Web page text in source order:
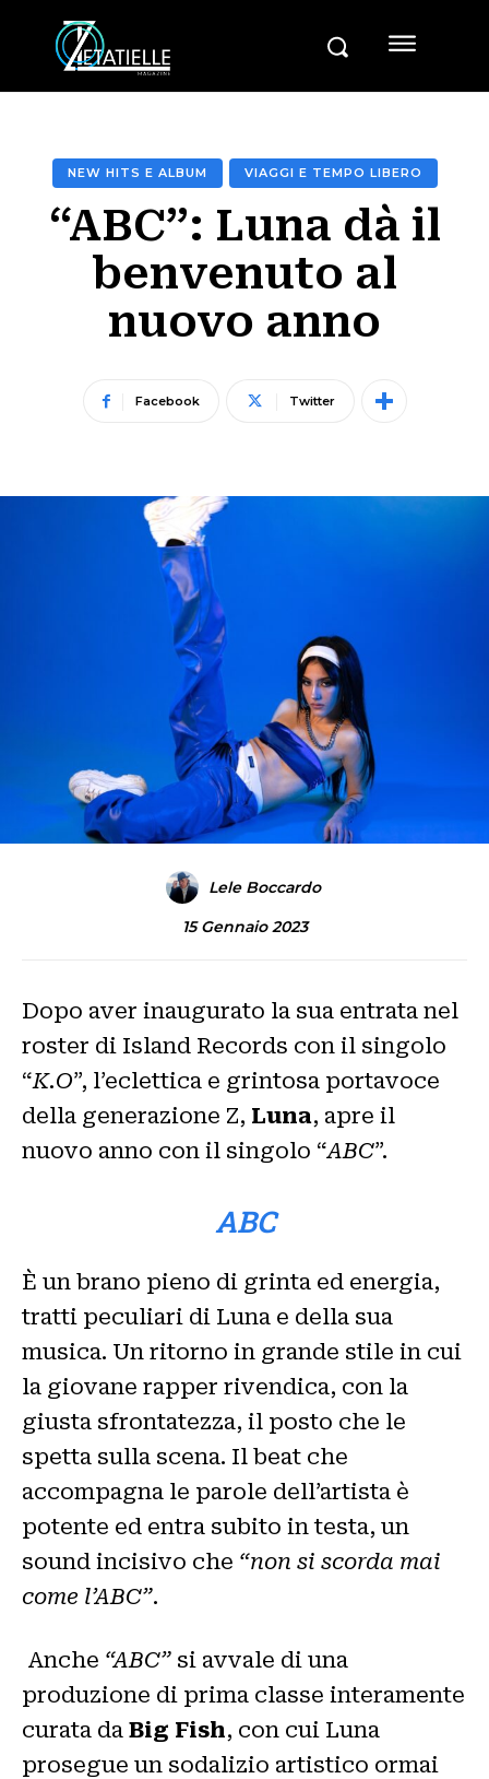
NEW HITS E ALBUM VIAGGI E TEMPO LIBERO
“ABC”: Luna dà il
benvenuto al
nuovo anno
Facebook Twitter
Lele Boccardo
15 Gennaio 2023
Dopo aver inaugurato la sua entrata nel
roster di Island Records con il singolo
“K.O”, l’eclettica e grintosa portavoce
della generazione Z, Luna, apre il
nuovo anno con il singolo “ABC”.
ABC
È un brano pieno di grinta ed energia,
tratti peculiari di Luna e della sua
musica. Un ritorno in grande stile in cui
la giovane rapper rivendica, con la
giusta sfrontatezza, il posto che le
spetta sulla scena. Il beat che
accompagna le parole dell’artista è
potente ed entra subito in testa, un
sound incisivo che “non si scorda mai
come l’ABC”.
Anche “ABC” si avvale di una
produzione di prima classe interamente
curata da Big Fish, con cui Luna
prosegue un sodalizio artistico ormai